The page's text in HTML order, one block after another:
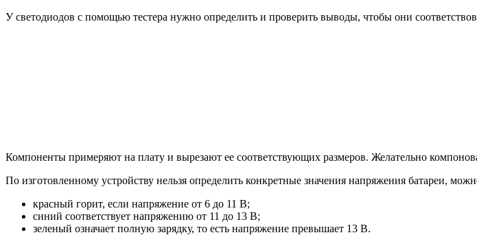
У светодиодов с помощью тестера нужно определить и проверить выводы, чтобы они
Компоненты примеряют на плату и вырезают ее соответствующих размеров. Желательно
По изготовленному устройству нельзя определить конкретные значения напряжения батареи,
красный горит, если напряжение от 6 до 11 В;
синий соответствует напряжению от 11 до 13 В;
зеленый означает полную зарядку, то есть напряжение превышает 13 В.